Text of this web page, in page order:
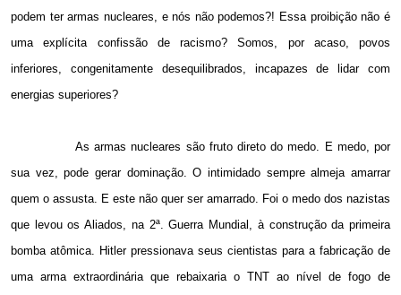
podem ter armas nucleares, e nós não podemos?! Essa proibição não é
uma explícita confissão de racismo? Somos, por acaso, povos
inferiores, congenitamente desequilibrados, incapazes de lidar com
energias superiores?
As armas nucleares são fruto direto do medo. E medo, por
sua vez, pode gerar dominação. O intimidado sempre almeja amarrar
quem o assusta. E este não quer ser amarrado. Foi o medo dos nazistas
que levou os Aliados, na 2ª. Guerra Mundial, à construção da primeira
bomba atômica. Hitler pressionava seus cientistas para a fabricação de
uma arma extraordinária que rebaixaria o TNT ao nível de fogo de